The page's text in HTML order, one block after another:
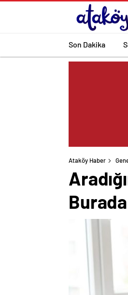
Son Dakika
Ataköy Haber
Burada